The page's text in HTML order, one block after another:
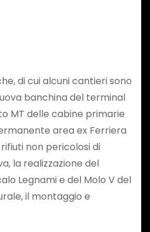
di cui alcuni cantieri sono
banchina del terminal
MT delle cabine primarie
area ex Ferriera
non pericolosi di
la realizzazione del
Legnami e del Molo V del
il montaggio e